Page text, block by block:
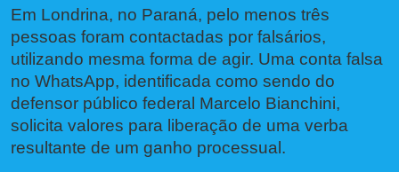
Em Londrina, no Paraná, pelo menos três
pessoas foram contactadas por falsários,
utilizando mesma forma de agir. Uma conta falsa
no WhatsApp, identificada como sendo do
defensor público federal Marcelo Bianchini,
solicita valores para liberação de uma verba
resultante de um ganho processual.